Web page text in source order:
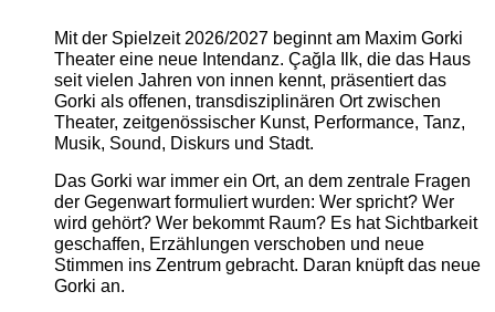
Mit der Spielzeit 2026/2027 beginnt am Maxim Gorki
Theater eine neue Intendanz. Çağla Ilk, die das Haus
seit vielen Jahren von innen kennt, präsentiert das
Gorki als offenen, transdisziplinären Ort zwischen
Theater, zeitgenössischer Kunst, Performance, Tanz,
Musik, Sound, Diskurs und Stadt.
Das Gorki war immer ein Ort, an dem zentrale Fragen
der Gegenwart formuliert wurden: Wer spricht? Wer
wird gehört? Wer bekommt Raum? Es hat Sichtbarkeit
geschaffen, Erzählungen verschoben und neue
Stimmen ins Zentrum gebracht. Daran knüpft das neue
Gorki an.